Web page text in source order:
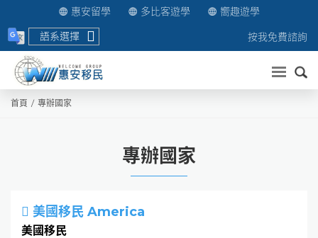
惠安留學 多比客遊學
嚮趣遊學
語系選擇
按我免費諮詢
送出
首頁 專辦國家
專辦國家
美國移民 America
美國移民